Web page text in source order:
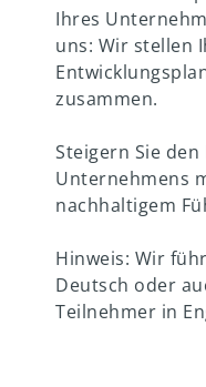
Ihres
uns: Wir stellen
zusammen.
Steigern Sie den
Unternehmens
nachhaltigem
Hinweis: Wir
Deutsch oder
Teilnehmer in